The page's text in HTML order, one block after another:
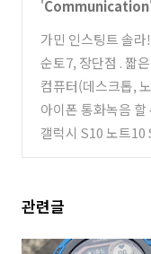
'Communication
가민 인스팅트 솔
트 솔라 디자인, 주
순토7, 장단점 . 짧
츠 시계와 구글 웨
컴퓨터(데스크톱,
원격 부팅 방법.
아이폰 통화녹음
해보았습니다.
(0)
갤럭시 S10 노트
관련글